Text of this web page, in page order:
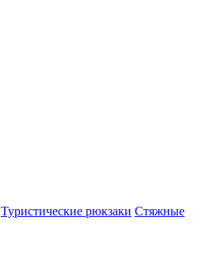
Туристические рюкзаки Стяжные